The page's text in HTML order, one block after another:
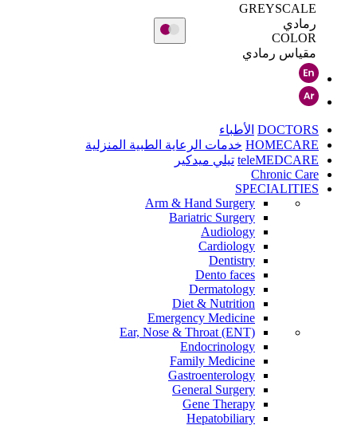
GREYSCALE
رمادي
COLOR
مقياس رمادي
DOCTORS الأطباء
HOMECARE خدمات الرعاية الطبية المنزلية
teleMEDCARE تيلي ميدكير
Chronic Care
SPECIALITIES
Arm & Hand Surgery
Bariatric Surgery
Audiology
Cardiology
Dentistry
Dento faces
Dermatology
Diet & Nutrition
Emergency Medicine
Ear, Nose & Throat (ENT)
Endocrinology
Family Medicine
Gastroenterology
General Surgery
Gene Therapy
Hepatobiliary